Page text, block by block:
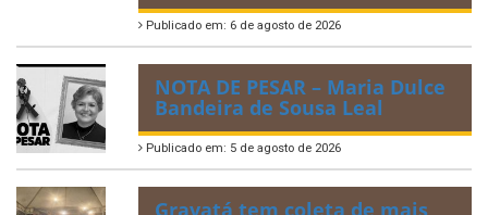
Publicado em: 6 de agosto de 2026
NOTA DE PESAR – Maria Dulce
Bandeira de Sousa Leal
Publicado em: 5 de agosto de 2026